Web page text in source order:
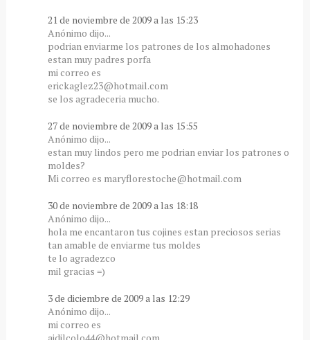
21 de noviembre de 2009 a las 15:23
Anónimo dijo...
podrian enviarme los patrones de los almohadones
estan muy padres porfa
mi correo es
erickaglez23@hotmail.com
se los agradeceria mucho.
27 de noviembre de 2009 a las 15:55
Anónimo dijo...
estan muy lindos pero me podrian enviar los patrones o
moldes?
Mi correo es maryflorestoche@hotmail.com
30 de noviembre de 2009 a las 18:18
Anónimo dijo...
hola me encantaron tus cojines estan preciosos serias
tan amable de enviarme tus moldes
te lo agradezco
mil gracias =)
3 de diciembre de 2009 a las 12:29
Anónimo dijo...
mi correo es
aidilcolo44@hotmail.com